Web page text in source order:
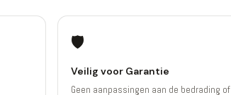
🛡️
Veilig voor Garantie
Geen aanpassingen aan de bedrading of